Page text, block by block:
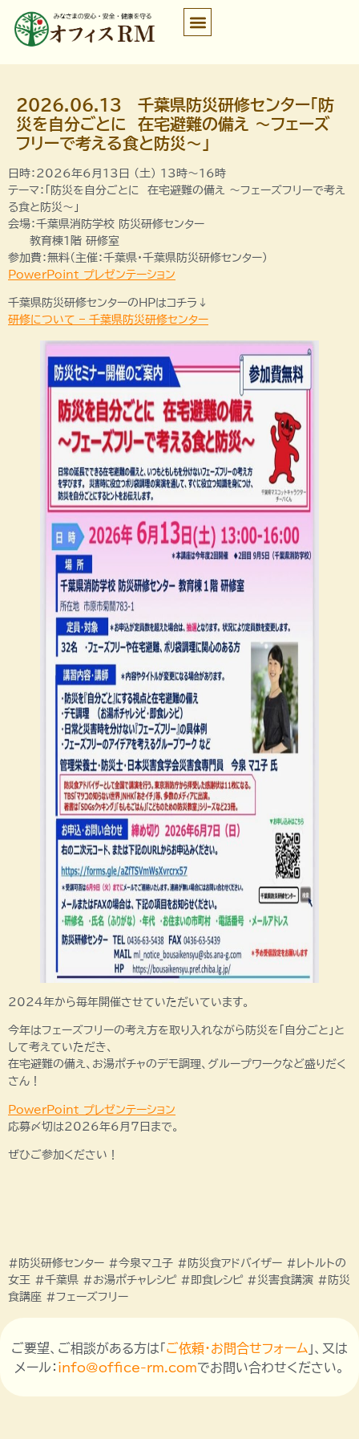
2026.06.13 千葉県防災研修センター「防
災を自分ごとに 在宅避難の備え ～フェーズ
フリーで考える食と防災～」
日時：2026年6月13日 (土) 13時～16時
テーマ：「防災を自分ごとに 在宅避難の備え ～フェーズフリーで考え
る食と防災～」
会場：千葉県消防学校 防災研修センター
教育棟1階 研修室
参加費：無料（主催：千葉県・千葉県防災研修センター）
PowerPoint プレゼンテーション
千葉県防災研修センターのHPはコチラ↓
研修について – 千葉県防災研修センター
2024年から毎年開催させていただいています。
今年はフェーズフリーの考え方を取り入れながら防災を「自分ごと」と
して考えていただき、
在宅避難の備え、お湯ポチャのデモ調理、グループワークなど盛りだく
さん！
PowerPoint プレゼンテーション
応募〆切は2026年6月7日まで。
ぜひご参加ください！
#防災研修センター #今泉マユ子 #防災食アドバイザー #レトルトの
女王 #千葉県 #お湯ポチャレシピ #即食レシピ #災害食講演 #防災
食講座 #フェーズフリー
ご要望、ご相談がある方は「 ご依頼・お問合せフォーム 」、又は
メール： info@office-rm.comでお問い合わせください。